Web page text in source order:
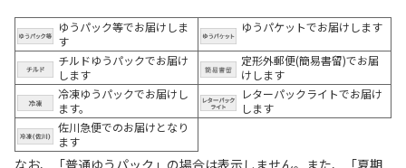
ゆうパック等でお届けしま
す
ゆうパケットでお届けします
チルドゆうパックでお届け
します
定形外郵便(簡易書留)でお届
けします
冷凍ゆうパックでお届けし
ます。
レターパックライトでお届け
します
佐川急便でのお届けとなり
ます